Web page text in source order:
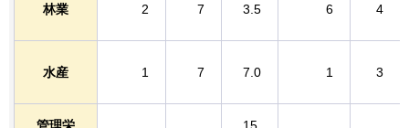
林業 2 7 3.5 6 4
水産 1 7 7.0 1 3
管理栄
15.